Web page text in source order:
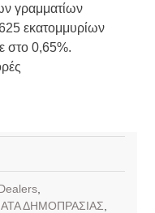
γραμματίων
εκατομμυρίων
στο 0,65%.
,
ΔΗΜΟΠΡΑΣΙΑΣ